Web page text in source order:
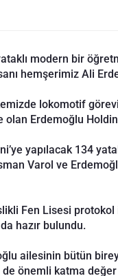
modern bir
hemşerimiz Ali
lokomotif
Erdemoğlu
yapılacak 134
Varol ve
Fen Lisesi
hazır bulundu.
ailesinin bütün
önemli katma